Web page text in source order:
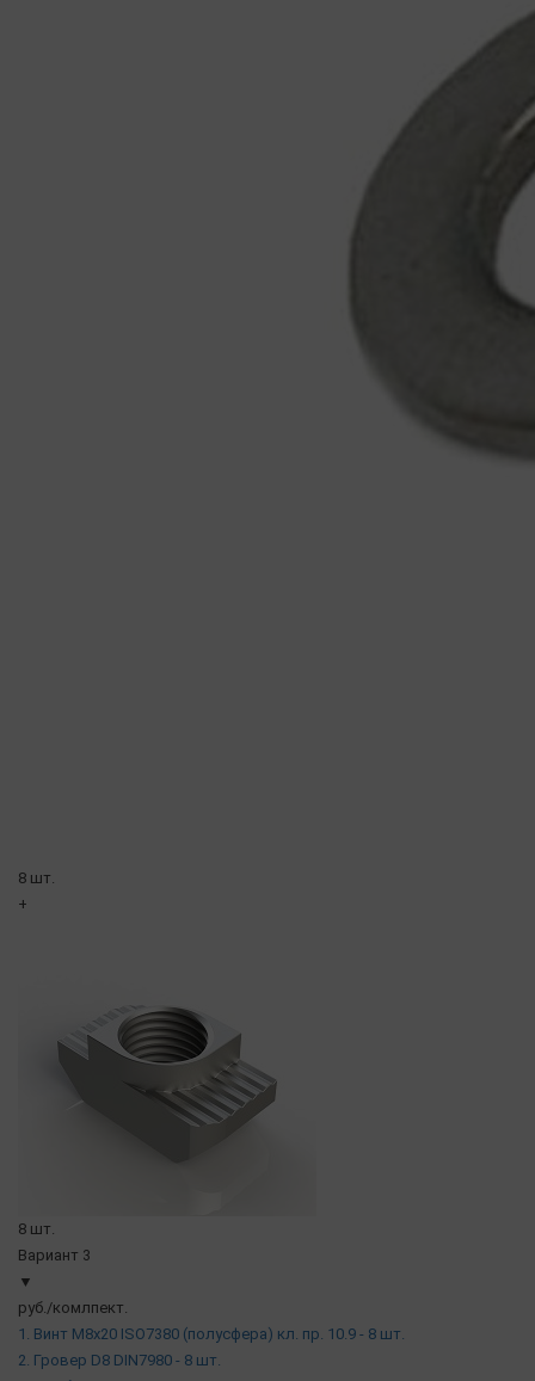
8 шт.
+
8 шт.
Вариант 3
▼
руб./комлпект.
1. Винт М8х20 ISO7380 (полусфера) кл. пр. 10.9 - 8 шт.
2. Гровер D8 DIN7980 - 8 шт.